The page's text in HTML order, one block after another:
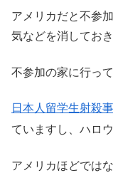
アメリカだと不参
気などを消しておき
不参加の家に行っ
日本人留学生射殺
ていますし、ハロ
アメリカほどでは